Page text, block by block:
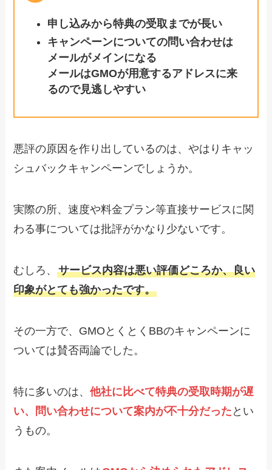
申し込みから特典の受取までが長い
キャンペーンについての問い合わせは
メールがメインになる
メールはGMOが用意するアドレスに来
るので見逃しやすい
悪評の原因を作り出しているのは、やはりキャッ
シュバックキャンペーンでしょうか。
実際の所、速度や料金プラン等直接サービスに関
わる事については批評がかなり少ないです。
むしろ、サービス内容は悪い評価どころか、良い
印象がとても強かったです。
その一方で、GMOとくとくBBのキャンペーンに
ついては賛否両論でした。
特に多いのは、他社に比べて特典の受取時期が遅
い、問い合わせについて案内が不十分だった とい
うもの。